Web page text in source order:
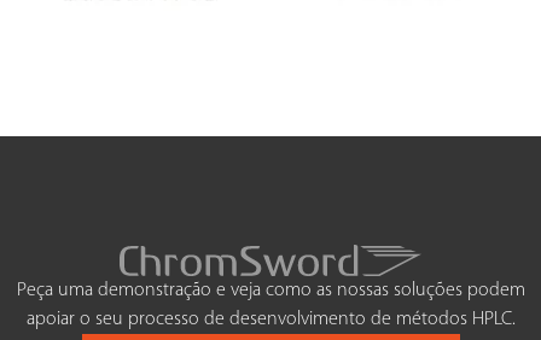
Peça uma demonstração e veja como as nossas soluções podem
apoiar o seu processo de desenvolvimento de métodos HPLC.